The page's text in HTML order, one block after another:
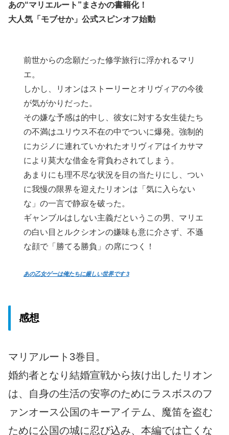
あの“マリエルート”まさかの書籍化！
大人気「モブせか」公式スピンオフ始動
前世からの念願だった修学旅行に浮かれるマリ
エ。
しかし、リオンはストーリーとオリヴィアの今後
が気がかりだった。
その嫌な予感は的中し、彼女に対する女生徒たち
の不満はユリウス不在の中でついに爆発。強制的
にカジノに連れていかれたオリヴィアはイカサマ
により莫大な借金を背負わされてしまう。
あまりにも理不尽な状況を目の当たりにし、つい
に我慢の限界を迎えたリオンは「気に入らない
な」の一言で静寂を破った。
ギャンブルはしない主義だというこの男、マリエ
の白い目とルクシオンの嫌味も意に介さず、不遜
な顔で「勝てる勝負」の席につく！
あの乙女ゲーは俺たちに厳しい世界です 3
感想
マリアルート3巻目。
婚約者となり結婚宣戦から抜け出したリオン
は、自身の生活の安寧のためにラスボスのフ
ァンオース公国のキーアイテム、魔笛を盗む
ために公国の城に忍び込み、本編では亡くな